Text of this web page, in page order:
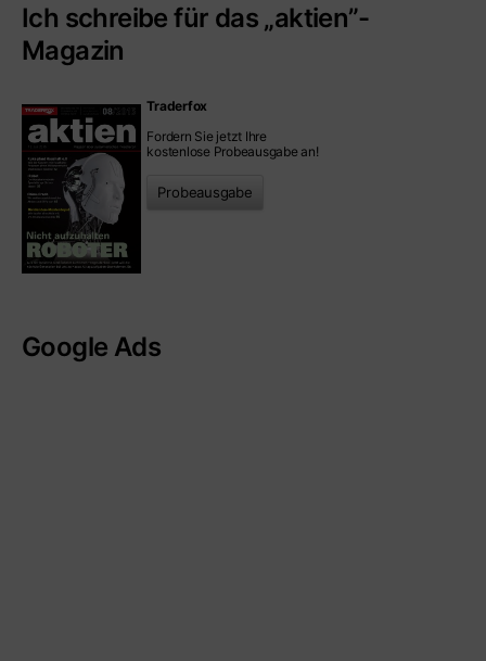
Ich schreibe für das „aktien”-
Magazin
Traderfox
Fordern Sie jetzt Ihre
kostenlose Probeausgabe an!
Probeausgabe
Google Ads